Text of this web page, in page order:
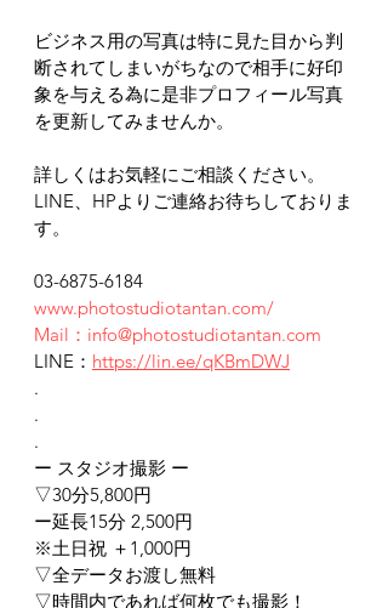
ビジネス用の写真は特に見た目から判
断されてしまいがちなので相手に好印
象を与える為に是非プロフィール写真
を更新してみませんか。
詳しくはお気軽にご相談ください。
LINE、HPよりご連絡お待ちしておりま
す。
03-6875-6184
www.photostudiotantan.com/
Mail：info@photostudiotantan.com
LINE： https://lin.ee/qKBmDWJ
.
.
.
ー スタジオ撮影 ー
▽30分5,800円
ー延長15分 2,500円
※土日祝 ＋1,000円
▽全データお渡し無料
▽時間内であれば何枚でも撮影！